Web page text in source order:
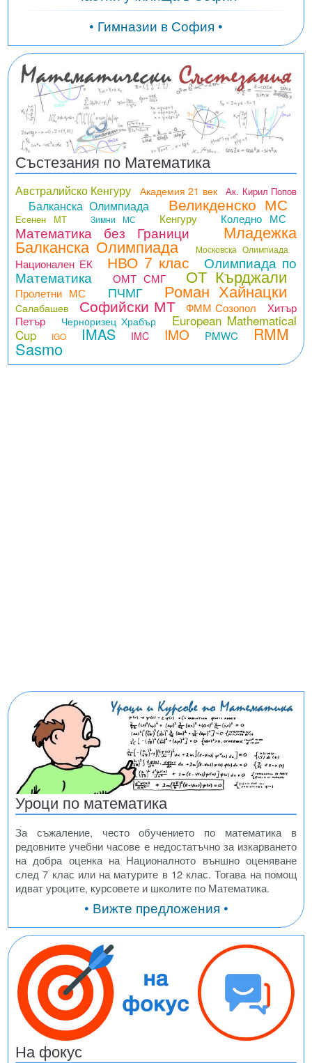
• Гимназии в София •
Състезания по Математика
Австралийско Кенгуру Академия 21 век Ак. Кирил Попов
Балканска Олимпиада Великденско МС
Есенен МТ Зимни МС Кенгуру Коледно МС
Математика без Граници Младежка
Балканска Олимпиада Московска Олимпиада
Национален ЕК НВО 7 клас Олимпиада по
Математика ОМТ СМГ ОТ Кърджали
Пролетни МС ПЧМГ Роман Хайнацки
Салабашев Софийски МТ ФММ Созопол
Хитър
Петър
Черноризец Храбър
European Mathematical
Cup
IGO IMAS IMC IMO PMWC RMM
Sasmo
Уроци по математика
За съжаление, често обучението по математика в
редовните учебни часове е недостатъчно за изкарването
на добра оценка на Националното външно оценяване
след 7 клас или на матурите в 12 клас. Тогава на помощ
идват уроците, курсовете и школите по Математика.
• Вижте предложения •
На фокус